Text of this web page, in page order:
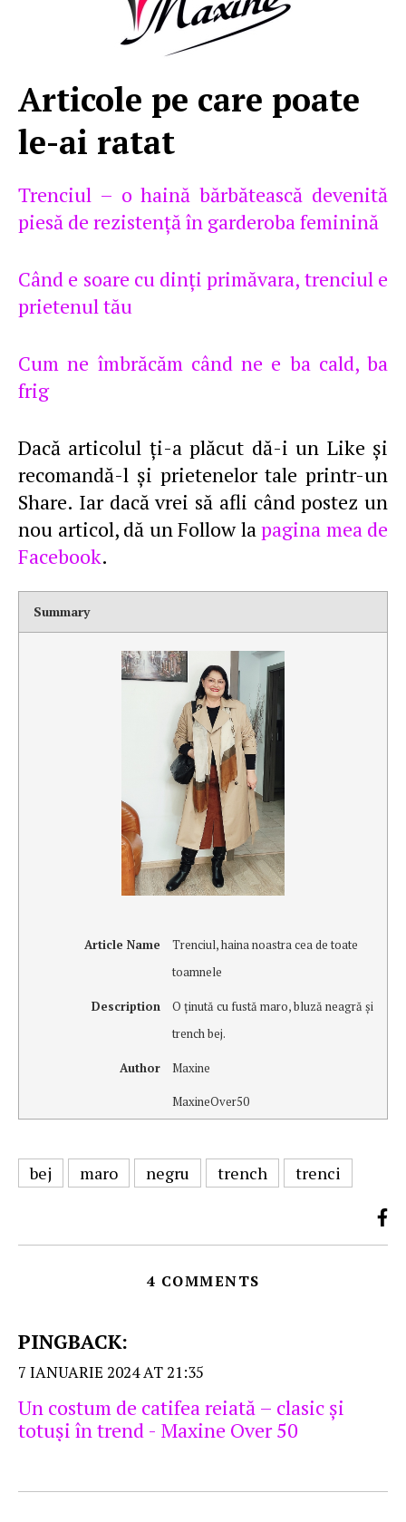
Articole pe care poate
le-ai ratat
Trenciul – o haină bărbătească devenită
piesă de rezistenţă în garderoba feminină
Când e soare cu dinţi primăvara, trenciul e
prietenul tău
Cum ne îmbrăcăm când ne e ba cald, ba
frig
Dacă articolul ţi-a plăcut dă-i un Like şi
recomandă-l şi prietenelor tale printr-un
Share. Iar dacă vrei să afli când postez un
nou articol, dă un Follow lapagina mea de
Facebook.
Summary
Article Name
Trenciul, haina noastra cea de toate
toamnele
Description
O ţinută cu fustă maro, bluză neagră şi
trench bej.
Author Maxine
MaxineOver50
bej maro negru trench trenci
4 COMMENTS
PINGBACK:
7 IANUARIE 2024 AT 21:35
Un costum de catifea reiată – clasic şi
totuşi în trend - Maxine Over 50